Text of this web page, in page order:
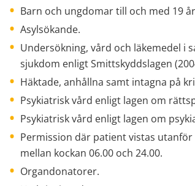
Barn och ungdomar till och med 19
Asylsökande.
Undersökning, vård och läkemedel i
sjukdom enligt Smittskyddslagen
Häktade, anhållna samt intagna på
Psykiatrisk vård enligt lagen om
Psykiatrisk vård enligt lagen om
Permission där patient vistas
mellan kockan 06.00 och 24.00.
Organdonatorer.